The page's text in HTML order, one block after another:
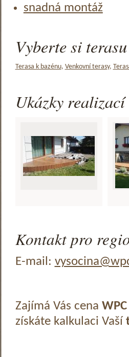
snadná montáž
Vyberte si
Terasa k bazénu, Venkovní terasy,
Ukázky realizací
Kontakt pro
E-mail:
Zajímá Vás cena
získáte kalkulaci Vaší